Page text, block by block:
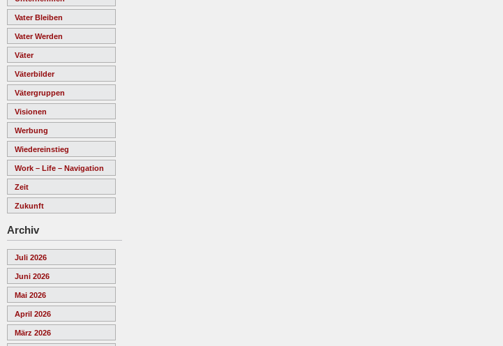
Vater Bleiben
Vater Werden
Väter
Väterbilder
Vätergruppen
Visionen
Werbung
Wiedereinstieg
Work – Life – Navigation
Zeit
Zukunft
Archiv
Juli 2026
Juni 2026
Mai 2026
April 2026
März 2026